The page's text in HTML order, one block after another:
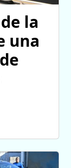
la
una